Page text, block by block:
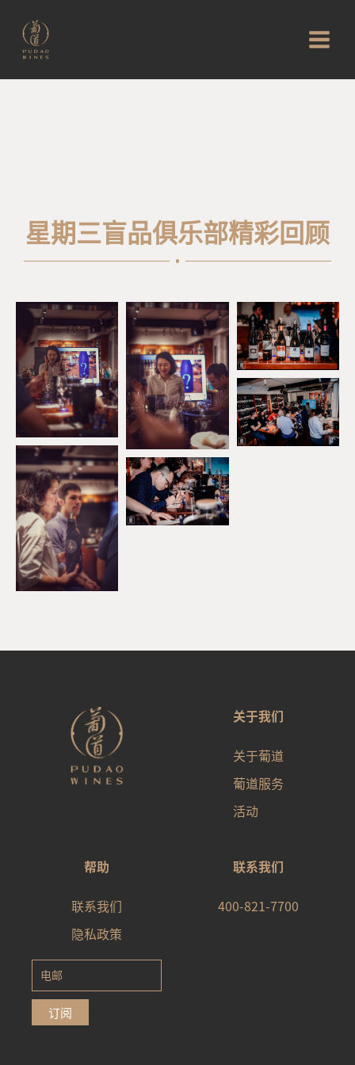
星期三盲品俱乐部精彩回顾
关于我们
关于葡道
葡道服务
活动
帮助
联系我们
隐私政策
subscribe
订阅
联系我们
400-821-7700